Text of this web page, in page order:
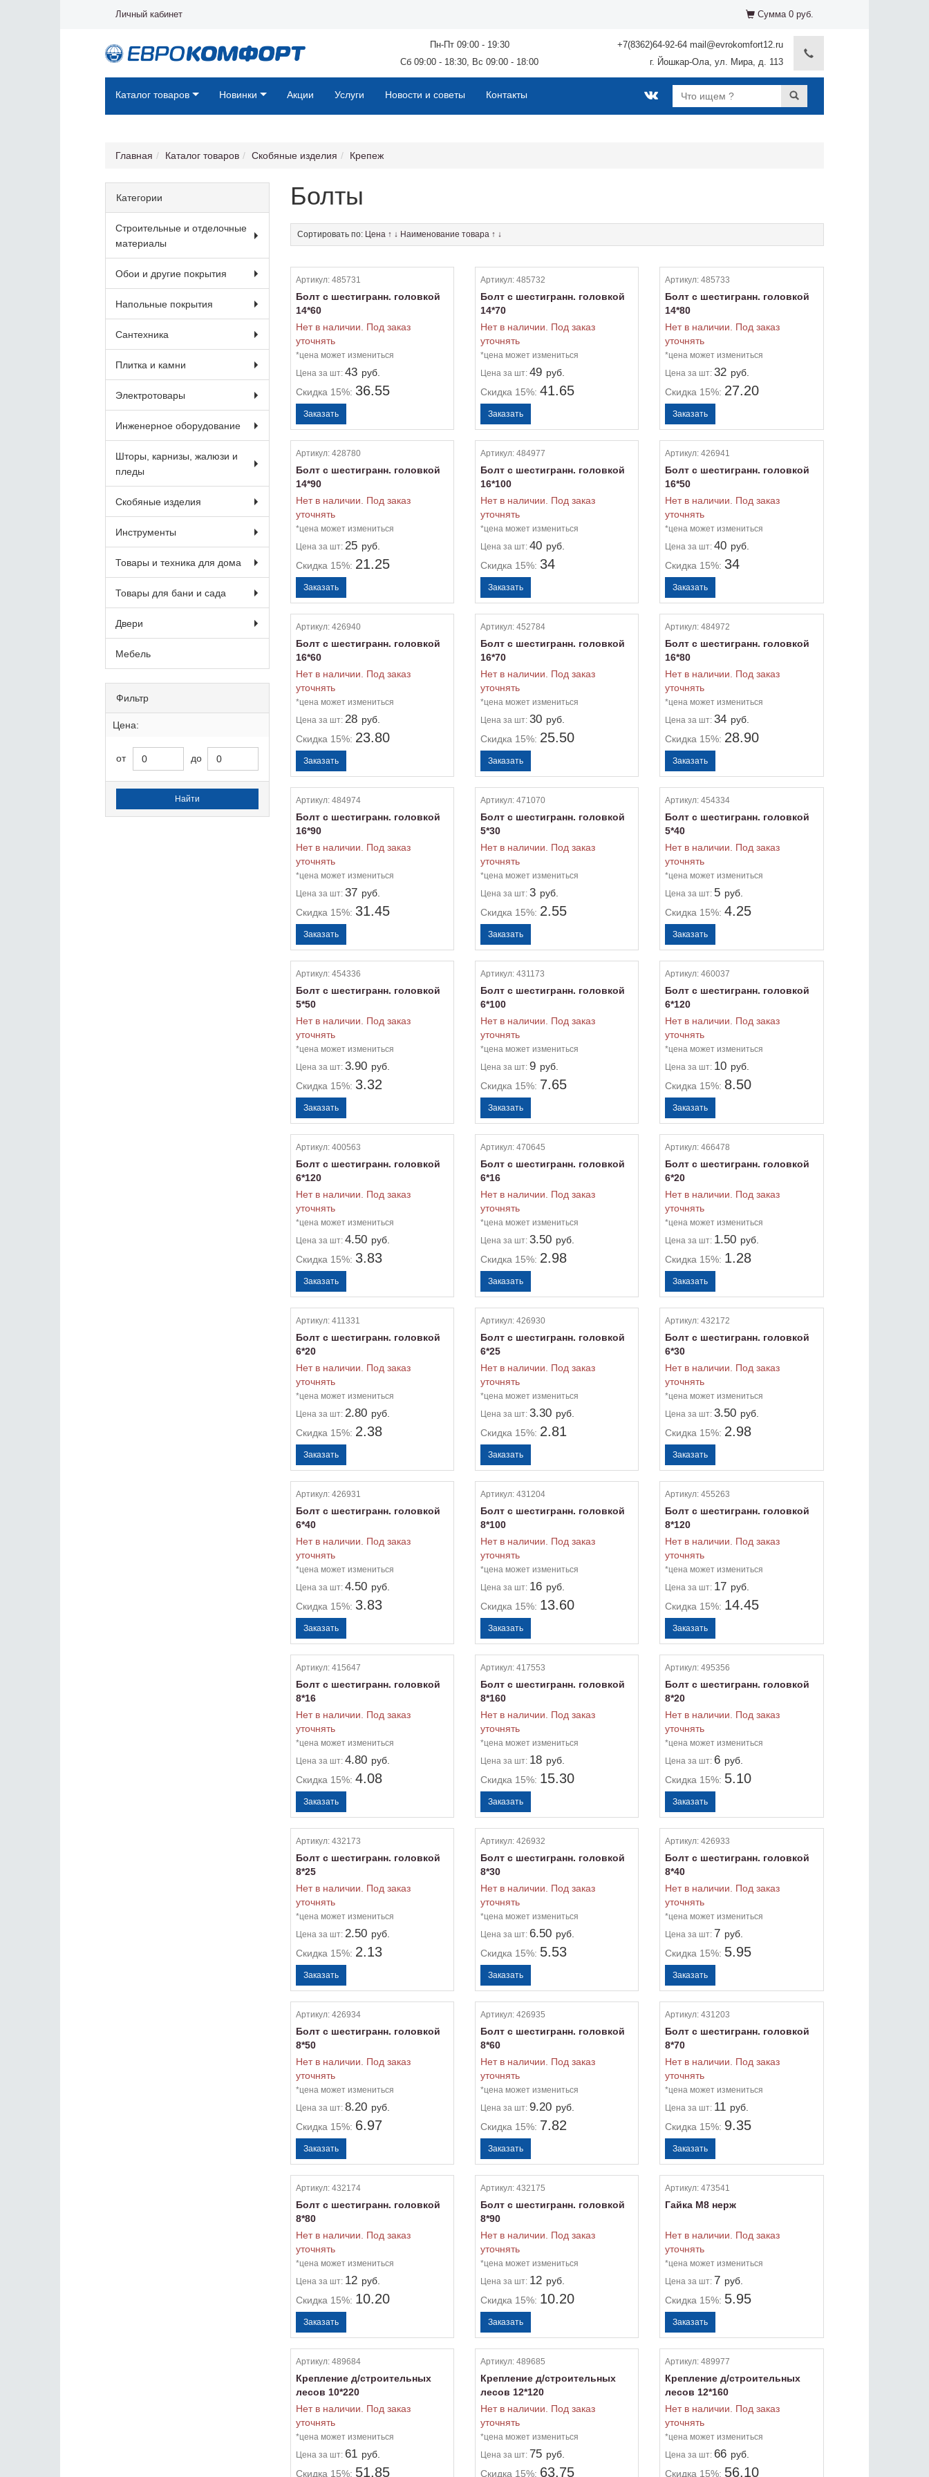
Личный кабинет Сумма 0 руб.
Пн-Пт 09:00 - 19:30
Сб 09:00 - 18:30, Вс 09:00 - 18:00
+7(8362)64-92-64 mail@evrokomfort12.ru
г. Йошкар-Ола, ул. Мира, д. 113
Каталог товаров Новинки Акции Услуги Новости и советы Контакты
Главная Каталог товаров Скобяные изделия Крепеж
Категории
Строительные и отделочные
материалы
Обои и другие покрытия
Напольные покрытия
Сантехника
Плитка и камни
Электротовары
Инженерное оборудование
Шторы, карнизы, жалюзи и
пледы
Скобяные изделия
Инструменты
Товары и техника для дома
Товары для бани и сада
Двери
Мебель
Фильтр
Цена:
от до
Болты
Сортировать по: Цена ↑ ↓ Наименование товара ↑ ↓
Артикул: 485731
Болт с шестигранн. головкой
14*60
Нет в наличии. Под заказ
уточнять
*цена может измениться
Ценаза шт: 43 руб.
Скидка 15%: 36.55
Артикул: 485732
Болт с шестигранн. головкой
14*70
Нет в наличии. Под заказ
уточнять
*цена может измениться
Ценаза шт: 49 руб.
Скидка 15%: 41.65
Артикул:485733
Болт с шестигранн. головкой
14*80
Нет в наличии. Под заказ
уточнять
*цена может измениться
Цена за шт:32 руб.
Скидка 15%: 27.20
Артикул: 428780
Болт с шестигранн. головкой
14*90
Нет в наличии. Под заказ
уточнять
*цена может измениться
Ценаза шт: 25 руб.
Скидка 15%: 21.25
Артикул: 484977
Болт с шестигранн. головкой
16*100
Нет в наличии. Под заказ
уточнять
*цена может измениться
Ценаза шт: 40 руб.
Скидка 15%: 34
Артикул:426941
Болт с шестигранн. головкой
16*50
Нет в наличии. Под заказ
уточнять
*цена может измениться
Цена за шт:40 руб.
Скидка 15%: 34
Артикул: 426940
Болт с шестигранн. головкой
16*60
Нет в наличии. Под заказ
уточнять
*цена может измениться
Ценаза шт: 28 руб.
Скидка 15%: 23.80
Артикул: 452784
Болт с шестигранн. головкой
16*70
Нет в наличии. Под заказ
уточнять
*цена может измениться
Ценаза шт: 30 руб.
Скидка 15%: 25.50
Артикул:484972
Болт с шестигранн. головкой
16*80
Нет в наличии. Под заказ
уточнять
*цена может измениться
Цена за шт:34 руб.
Скидка 15%: 28.90
Артикул: 484974
Болт с шестигранн. головкой
16*90
Нет в наличии. Под заказ
уточнять
*цена может измениться
Ценаза шт: 37 руб.
Скидка 15%: 31.45
Артикул: 471070
Болт с шестигранн. головкой
5*30
Нет в наличии. Под заказ
уточнять
*цена может измениться
Ценаза шт: 3 руб.
Скидка 15%: 2.55
Артикул:454334
Болт с шестигранн. головкой
5*40
Нет в наличии. Под заказ
уточнять
*цена может измениться
Цена за шт: 5 руб.
Скидка 15%:4.25
Артикул: 454336
Болт с шестигранн. головкой
5*50
Нет в наличии. Под заказ
уточнять
*цена может измениться
Ценаза шт: 3.90 руб.
Скидка 15%: 3.32
Артикул: 431173
Болт с шестигранн. головкой
6*100
Нет в наличии. Под заказ
уточнять
*цена может измениться
Ценаза шт: 9 руб.
Скидка 15%: 7.65
Артикул:460037
Болт с шестигранн. головкой
6*120
Нет в наличии. Под заказ
уточнять
*цена может измениться
Цена за шт: 10 руб.
Скидка 15%: 8.50
Артикул: 400563
Болт с шестигранн. головкой
6*120
Нет в наличии. Под заказ
уточнять
*цена может измениться
Ценаза шт: 4.50 руб.
Скидка 15%: 3.83
Артикул: 470645
Болт с шестигранн. головкой
6*16
Нет в наличии. Под заказ
уточнять
*цена может измениться
Ценаза шт: 3.50 руб.
Скидка 15%: 2.98
Артикул:466478
Болт с шестигранн. головкой
6*20
Нет в наличии. Под заказ
уточнять
*цена может измениться
Цена за шт: 1.50 руб.
Скидка 15%: 1.28
Артикул: 411331
Болт с шестигранн. головкой
6*20
Нет в наличии. Под заказ
уточнять
*цена может измениться
Ценаза шт: 2.80 руб.
Скидка 15%: 2.38
Артикул: 426930
Болт с шестигранн. головкой
6*25
Нет в наличии. Под заказ
уточнять
*цена может измениться
Ценаза шт: 3.30 руб.
Скидка 15%: 2.81
Артикул:432172
Болт с шестигранн. головкой
6*30
Нет в наличии. Под заказ
уточнять
*цена может измениться
Цена за шт:3.50 руб.
Скидка 15%: 2.98
Артикул: 426931
Болт с шестигранн. головкой
6*40
Нет в наличии. Под заказ
уточнять
*цена может измениться
Ценаза шт: 4.50 руб.
Скидка 15%: 3.83
Артикул: 431204
Болт с шестигранн. головкой
8*100
Нет в наличии. Под заказ
уточнять
*цена может измениться
Ценаза шт: 16 руб.
Скидка 15%: 13.60
Артикул:455263
Болт с шестигранн. головкой
8*120
Нет в наличии. Под заказ
уточнять
*цена может измениться
Цена за шт: 17 руб.
Скидка 15%: 14.45
Артикул: 415647
Болт с шестигранн. головкой
8*16
Нет в наличии. Под заказ
уточнять
*цена может измениться
Ценаза шт: 4.80 руб.
Скидка 15%: 4.08
Артикул: 417553
Болт с шестигранн. головкой
8*160
Нет в наличии. Под заказ
уточнять
*цена может измениться
Ценаза шт: 18 руб.
Скидка 15%: 15.30
Артикул:495356
Болт с шестигранн. головкой
8*20
Нет в наличии. Под заказ
уточнять
*цена может измениться
Цена за шт:6 руб.
Скидка 15%: 5.10
Артикул: 432173
Болт с шестигранн. головкой
8*25
Нет в наличии. Под заказ
уточнять
*цена может измениться
Ценаза шт: 2.50 руб.
Скидка 15%: 2.13
Артикул: 426932
Болт с шестигранн. головкой
8*30
Нет в наличии. Под заказ
уточнять
*цена может измениться
Ценаза шт: 6.50 руб.
Скидка 15%: 5.53
Артикул:426933
Болт с шестигранн. головкой
8*40
Нет в наличии. Под заказ
уточнять
*цена может измениться
Цена за шт: 7 руб.
Скидка 15%: 5.95
Артикул: 426934
Болт с шестигранн. головкой
8*50
Нет в наличии. Под заказ
уточнять
*цена может измениться
Ценаза шт: 8.20 руб.
Скидка 15%: 6.97
Артикул: 426935
Болт с шестигранн. головкой
8*60
Нет в наличии. Под заказ
уточнять
*цена может измениться
Ценаза шт: 9.20 руб.
Скидка 15%: 7.82
Артикул:431203
Болт с шестигранн. головкой
8*70
Нет в наличии. Под заказ
уточнять
*цена может измениться
Цена за шт: 11 руб.
Скидка 15%: 9.35
Артикул: 432174
Болт с шестигранн. головкой
8*80
Нет в наличии. Под заказ
уточнять
*цена может измениться
Ценаза шт: 12 руб.
Скидка 15%: 10.20
Артикул: 432175
Болт с шестигранн. головкой
8*90
Нет в наличии. Под заказ
уточнять
*цена может измениться
Ценаза шт: 12 руб.
Скидка 15%: 10.20
Артикул:473541
Гайка М8 нерж
Нет в наличии. Под заказ
уточнять
*цена может измениться
Цена за шт: 7 руб.
Скидка 15%: 5.95
Артикул: 489684
Крепление д/строительных
лесов 10*220
Нет в наличии. Под заказ
уточнять
*цена может измениться
Ценаза шт: 61 руб.
Скидка 15%: 51.85
Артикул: 489685
Крепление д/строительных
лесов 12*120
Нет в наличии. Под заказ
уточнять
*цена может измениться
Ценаза шт: 75 руб.
Скидка 15%: 63.75
Артикул:489977
Крепление д/строительных
лесов 12*160
Нет в наличии. Под заказ
уточнять
*цена может измениться
Цена за шт:66 руб.
Скидка 15%: 56.10